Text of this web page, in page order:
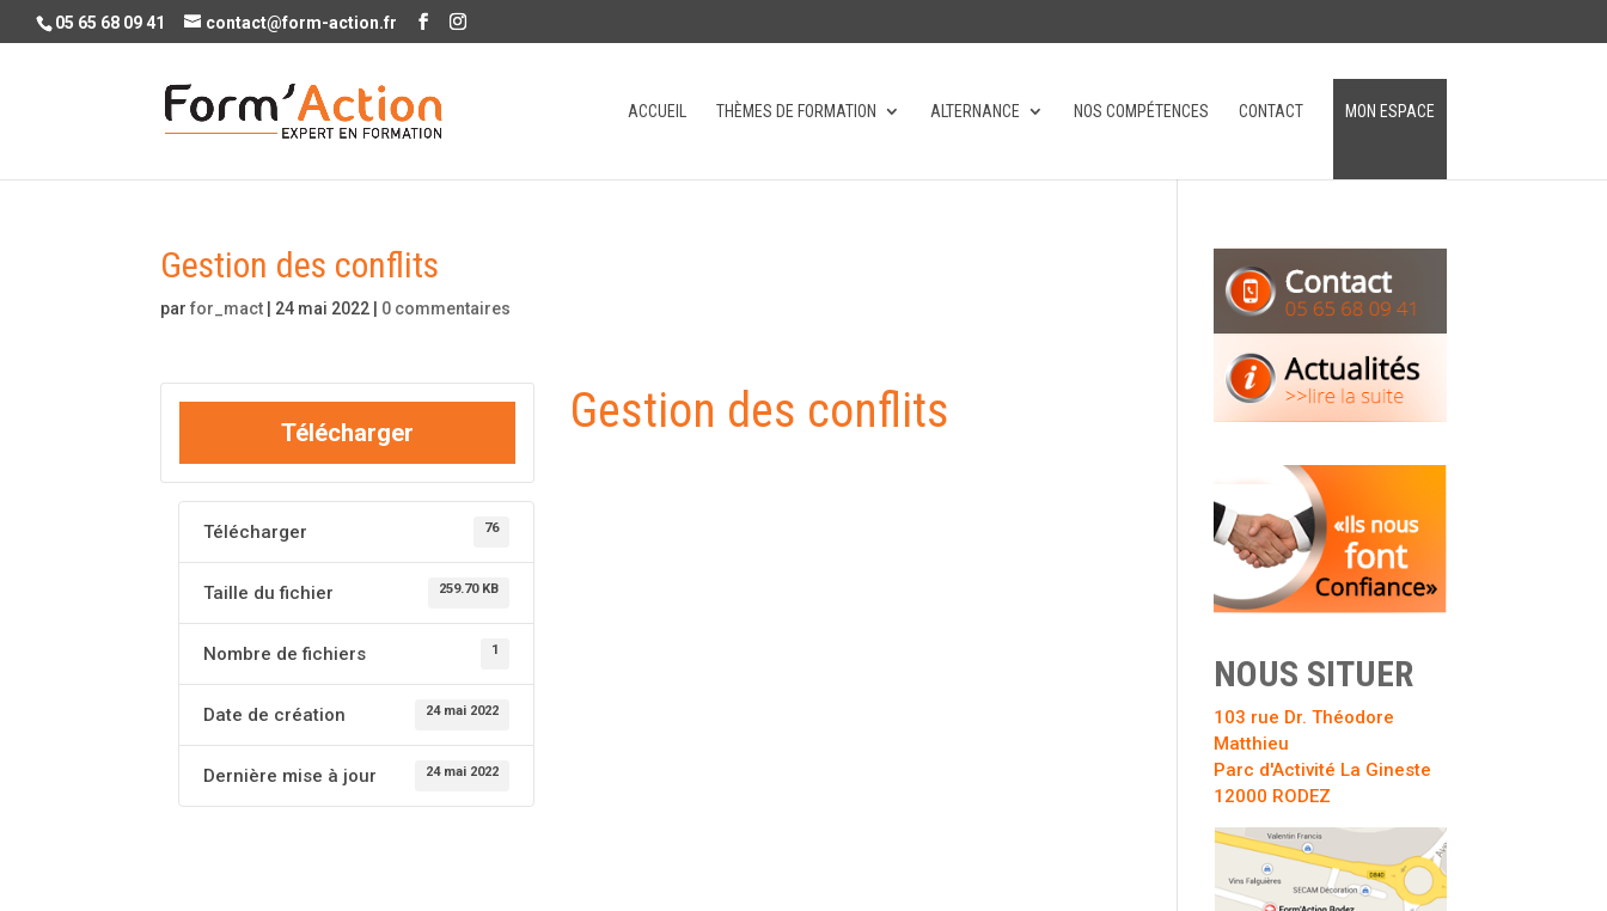
05 65 68 09 41 contact@form-action.fr
ACCUEIL THÈMES DE FORMATION ALTERNANCE NOS COMPÉTENCES CONTACT MON ESPACE
Gestion des conflits
parfor_mact 24 mai 2022 0 commentaires
Télécharger
Télécharger 76
Taille du fichier 259.70 KB
Nombre de fichiers 1
Date de création 24 mai 2022
Dernière mise à jour 24 mai 2022
Gestion des conflits
NOUS SITUER
103 rue Dr. Théodore
Matthieu
Parc d'Activité La Gineste
12000 RODEZ